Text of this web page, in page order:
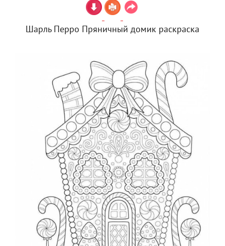
Шарль Перро Пряничный домик раскраска